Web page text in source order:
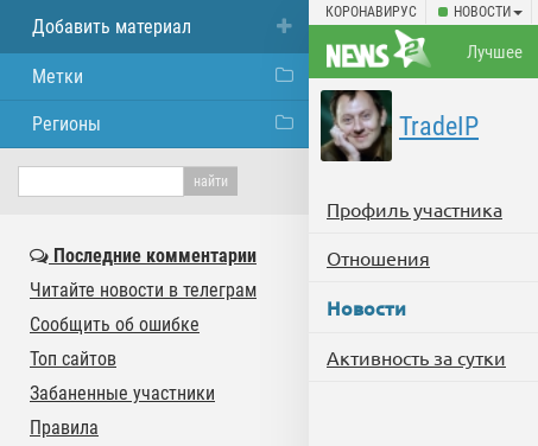
КОРОНАВИРУС НОВОСТИ
Лучшее
TradeIP
Профиль участника
Отношения
Новости
Активность за сутки
Добавить материал
Метки
Регионы
Последние комментарии
Читайте новости в телеграм
Сообщить об ошибке
Топ сайтов
Забаненные участники
Правила